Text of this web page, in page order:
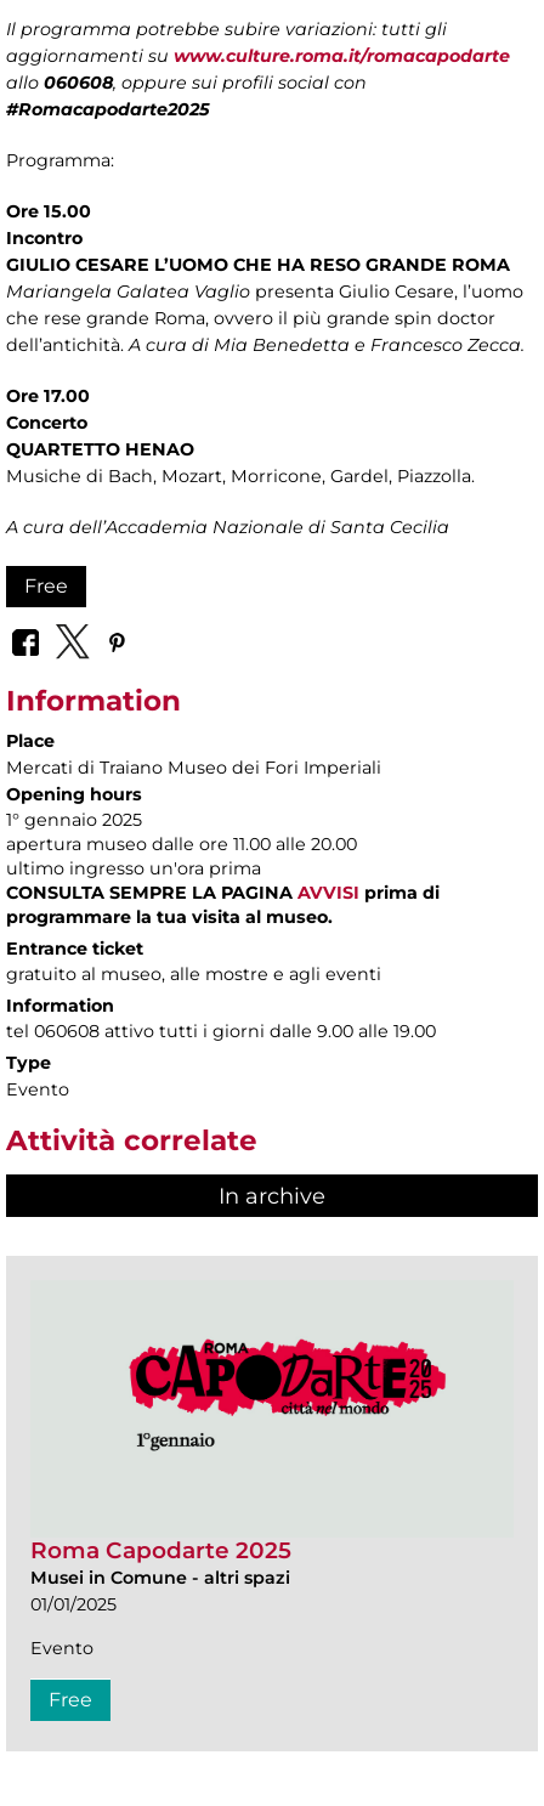
Il programma potrebbe subire variazioni: tutti gli
aggiornamenti su www.culture.roma.it/romacapodarte
allo 060608, oppure sui profili social con
#Romacapodarte2025
Programma:
Ore 15.00
Incontro
GIULIO CESARE L’UOMO CHE HA RESO GRANDE ROMA
Mariangela Galatea Vaglio presenta Giulio Cesare, l’uomo
che rese grande Roma, ovvero il più grande spin doctor
dell’antichità.A cura di Mia Benedetta e Francesco Zecca.
Ore 17.00
Concerto
QUARTETTO HENAO
Musiche di Bach, Mozart, Morricone, Gardel, Piazzolla.
A cura dell’Accademia Nazionale di Santa Cecilia
Free
Information
Place
Mercati di Traiano Museo dei Fori Imperiali
Opening hours
1° gennaio 2025
apertura museo dalle ore 11.00 alle 20.00
ultimo ingresso un'ora prima
CONSULTA SEMPRE LA PAGINA AVVISI prima di
programmare la tua visita al museo.
Entrance ticket
gratuito al museo, alle mostre e agli eventi
Information
tel 060608 attivo tutti i giorni dalle 9.00 alle 19.00
Type
Evento
Attività correlate
In archive
Roma Capodarte 2025
Musei in Comune - altri spazi
01/01/2025
Evento
Free